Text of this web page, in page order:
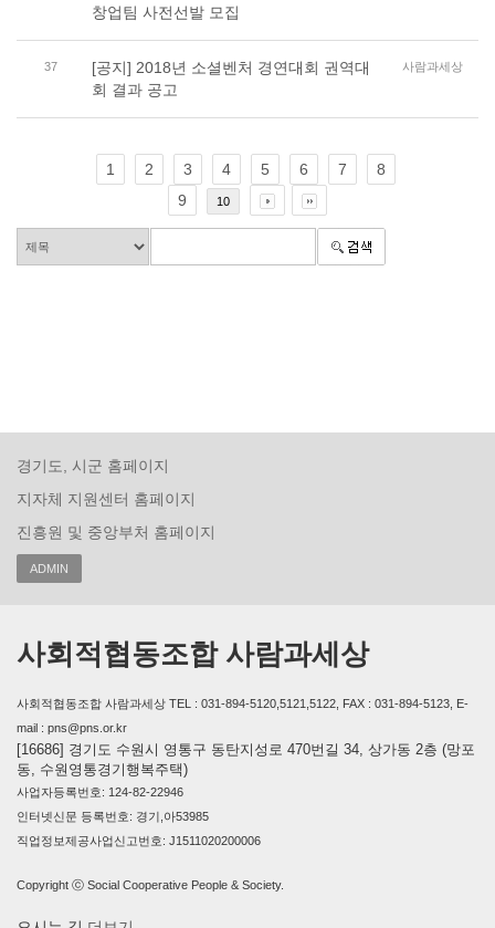
창업팀 사전선발 모집
37
[공지] 2018년 소셜벤처 경연대회 권역대
회 결과 공고
사람과세상
1 2 3 4 5 6 7
8
9
10
경기도, 시군 홈페이지
지자체 지원센터 홈페이지
진흥원 및 중앙부처 홈페이지
ADMIN
사회적협동조합 사람과세상
사회적협동조합 사람과세상 TEL : 031-894-5120,5121,5122, FAX : 031-894-5123, E-
mail : pns@pns.or.kr
[16686] 경기도 수원시 영통구 동탄지성로 470번길 34, 상가동 2층 (망포
동, 수원영통경기행복주택)
사업자등록번호: 124-82-22946
인터넷신문 등록번호: 경기,아53985
직업정보제공사업신고번호: J1511020200006
Copyright ⓒ Social Cooperative People & Society.